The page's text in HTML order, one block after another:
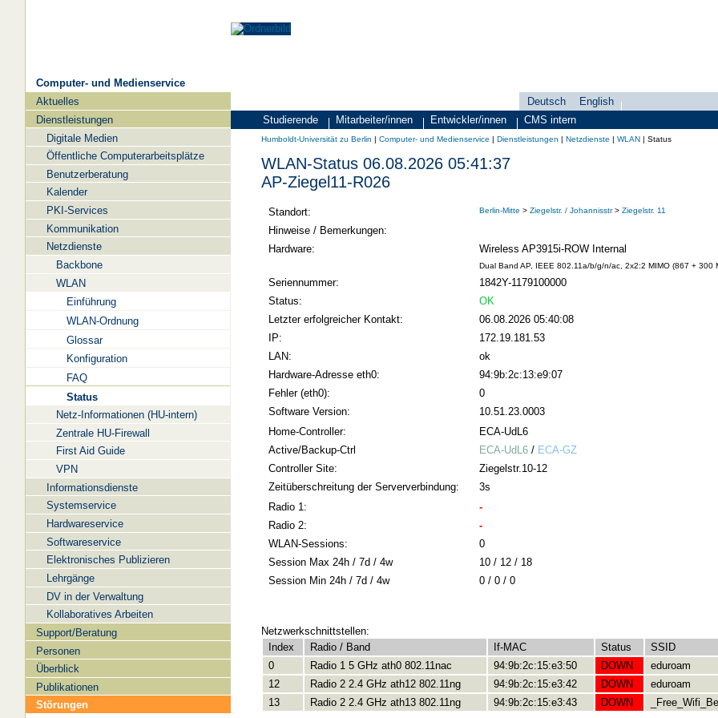
Computer- und Medienservice
Navigation
Aktuelles
Dienstleistungen
Digitale Medien
Öffentliche Computerarbeitsplätze
Benutzerberatung
Kalender
PKI-Services
Kommunikation
Netzdienste
Backbone
WLAN
Einführung
WLAN-Ordnung
Glossar
Konfiguration
FAQ
Status
Netz-Informationen (HU-intern)
Zentrale HU-Firewall
First Aid Guide
VPN
Informationsdienste
Systemservice
Hardwareservice
Softwareservice
Elektronisches Publizieren
Lehrgänge
DV in der Verwaltung
Kollaboratives Arbeiten
Support/Beratung
Personen
Überblick
Publikationen
Störungen
Zielgruppen
Studierende Mitarbeiter/innen Entwickler/innen CMS intern
Sprachauswahl
Deutsch
English
search-menu
Humboldt-
Universität
Computer-
und
Humboldt-Universität zu Berlin | Computer- und Medienservice | Dienstleistungen | Netzdienste | WLAN | Status
WLAN-Status 06.08.2026 05:41:37
AP-Ziegel11-R026
Standort: Berlin-Mitte > Ziegelstr. / Johannisstr> Ziegelstr. 11
Hinweise / Bemerkungen:
Hardware:
Wireless AP3915i-ROW Internal
Dual Band AP, IEEE 802.11a/b/g/n/ac, 2x2:2 MIMO (867 + 300
Seriennummer:
1842Y-1179100000
Status:
OK
Letzter erfolgreicher Kontakt:
06.08.2026 05:40:08
IP:
172.19.181.53
LAN:
ok
Hardware-Adresse eth0:
94:9b:2c:13:e9:07
Fehler (eth0):
0
Software Version:
10.51.23.0003
Home-Controller:
ECA-UdL6
Active/Backup-Ctrl
ECA-UdL6/ ECA-GZ
Controller Site:
Ziegelstr.10-12
Zeitüberschreitung der Serververbindung:
3s
Radio 1:
-
Radio 2:
-
WLAN-Sessions:
0
Session Max 24h / 7d / 4w
10 / 12 / 18
Session Min 24h / 7d / 4w
0 / 0 / 0
Netzwerkschnittstellen:
Index
Radio / Band If-MAC Status SSID
0
Radio 1 5 GHz ath0 802.11nac 94:9b:2c:15:e3:50 DOWN
eduroam
12
Radio 2 2.4 GHz ath12 802.11ng 94:9b:2c:15:e3:42 DOWN
eduroam
13
Radio 2 2.4 GHz ath13 802.11ng 94:9b:2c:15:e3:43 DOWN